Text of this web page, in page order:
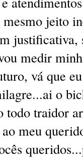
jeito
justificativa,
medir
vá que
o
todo traidor
meu